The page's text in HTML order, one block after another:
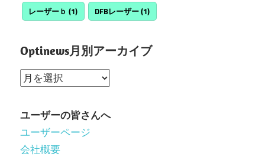
レーザーｂ (1) DFBレーザー(1)
Optinews月別アーカイブ
Optinews
別
ア
ー
ユーザーの皆さんへ
ユーザーページ
会社概要